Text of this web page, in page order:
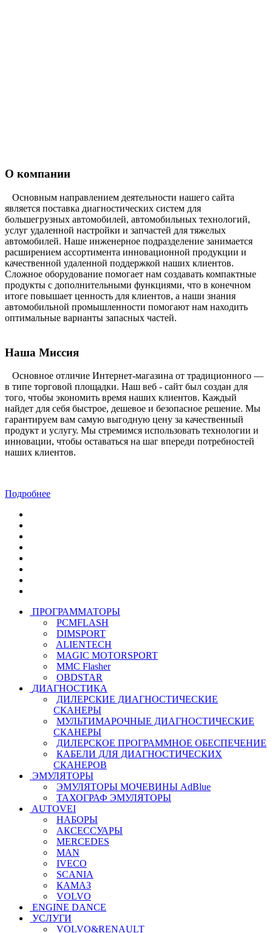
О компании
Основным направлением деятельности нашего сайта
является поставка диагностических систем для
большегрузных автомобилей, автомобильных технологий,
услуг удаленной настройки и запчастей для тяжелых
автомобилей. Наше инженерное подразделение занимается
расширением ассортимента инновационной продукции и
качественной удаленной поддержкой наших клиентов.
Сложное оборудование помогает нам создавать компактные
продукты с дополнительными функциями, что в конечном
итоге повышает ценность для клиентов, а наши знания
автомобильной промышленности помогают нам находить
оптимальные варианты запасных частей.
Наша Миссия
Основное отличие Интернет-магазина от традиционного —
в типе торговой площадки. Наш веб - сайт был создан для
того, чтобы экономить время наших клиентов. Каждый
найдет для себя быстрое, дешевое и безопасное решение. Мы
гарантируем вам самую выгодную цену за качественный
продукт и услугу. Мы стремимся использовать технологии и
инновации, чтобы оставаться на шаг впереди потребностей
наших клиентов.
Подробнее
ПРОГРАММАТОРЫ
PCMFLASH
DIMSPORT
ALIENTECH
MAGIC MOTORSPORT
MMC Flasher
OBDSTAR
ДИАГНОСТИКА
ДИЛЕРСКИЕ ДИАГНОСТИЧЕСКИЕ
СКАНЕРЫ
МУЛЬТИМАРОЧНЫЕ ДИАГНОСТИЧЕСКИЕ
СКАНЕРЫ
ДИЛЕРСКОЕ ПРОГРАММНОЕ ОБЕСПЕЧЕНИЕ
КАБЕЛИ ДЛЯ ДИАГНОСТИЧЕСКИХ
СКАНЕРОВ
ЭМУЛЯТОРЫ
ЭМУЛЯТОРЫ МОЧЕВИНЫ АdBlue
ТАХОГРАФ ЭМУЛЯТОРЫ
AUTOVEI
НАБОРЫ
АКСЕССУАРЫ
MERCEDES
MAN
IVECO
SCANIA
КАМАЗ
VOLVO
ENGINE DANCE
УСЛУГИ
VOLVO&RENAULT